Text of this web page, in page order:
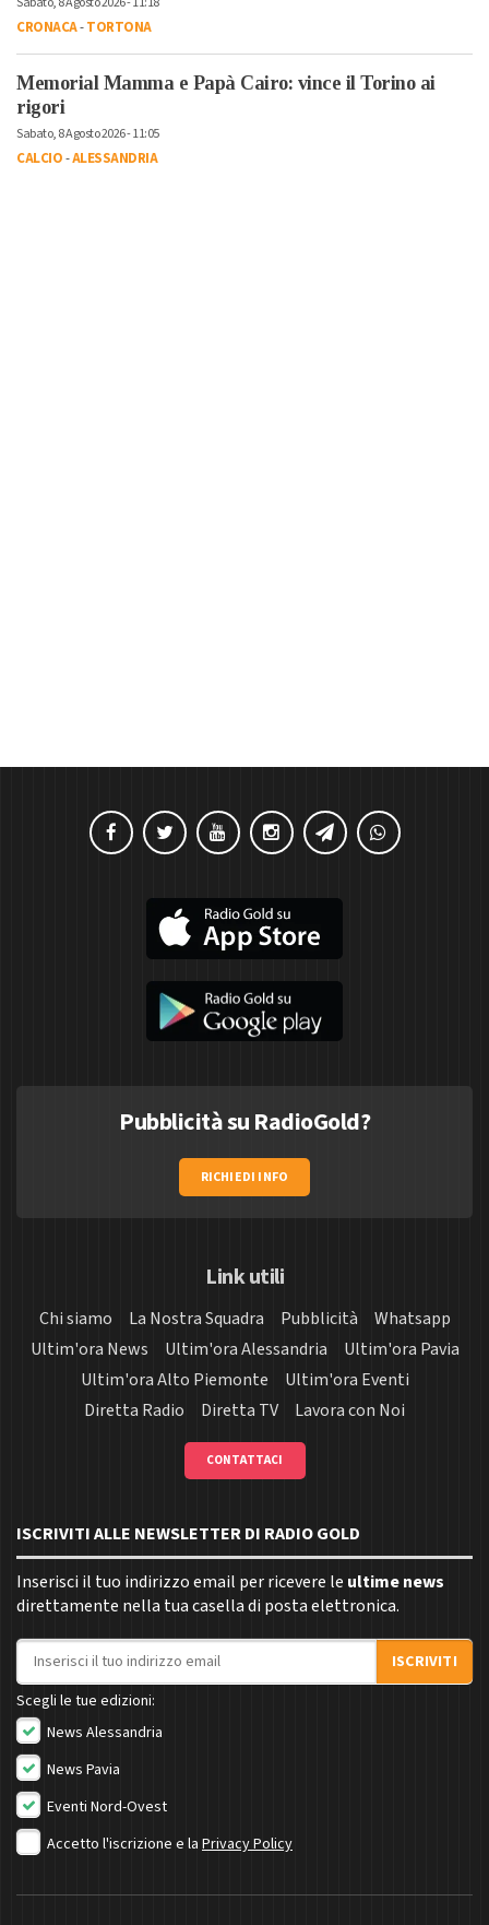
CRONACA-TORTONA
Memorial Mamma e Papà Cairo: vince il Torino ai
rigori
Sabato, 8 Agosto 2026 - 11:05
CALCIO-ALESSANDRIA
Pubblicità su RadioGold?
RICHIEDI INFO
Link utili
Chi siamo La Nostra Squadra Pubblicità
Whatsapp
Ultim'ora News
Ultim'ora Alessandria
Ultim'ora Pavia
Ultim'ora Alto Piemonte
Ultim'ora Eventi
Diretta Radio
Diretta TV Lavora con Noi
CONTATTACI
ISCRIVITI ALLE NEWSLETTER DI RADIO GOLD
Inserisci il tuo indirizzo email per ricevere le ultime news
direttamente nella tua casella di posta elettronica.
Indirizzo email
ISCRIVITI
Scegli le tue edizioni:
News Alessandria
News Pavia
Eventi Nord-Ovest
Accetto l'iscrizione e la Privacy Policy